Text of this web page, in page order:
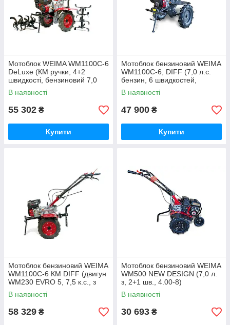
Мотоблок WEIMA WM1100С-6
DeLuxe (КМ ручки, 4+2
швидкості, бензиновий 7,0
л.с., колеса 4,00-10)
В наявності
55 302 ₴
Купити
Мотоблок бензиновий WEIMA
WM1100C-6, DIFF (7,0 л.с.
бензин, 6 швидкостей,
диференціал)
В наявності
47 900 ₴
Купити
Мотоблок бензиновий WEIMA
WM1100С-6 КМ DIFF (двигун
WM230 EVRO 5, 7,5 к.с., з
диференціалом, колеса
5х12)
В наявності
58 329 ₴
Мотоблок бензиновий WEIMA
WM500 NEW DESIGN (7,0 л.
з, 2+1 шв., 4.00-8)
В наявності
30 693 ₴